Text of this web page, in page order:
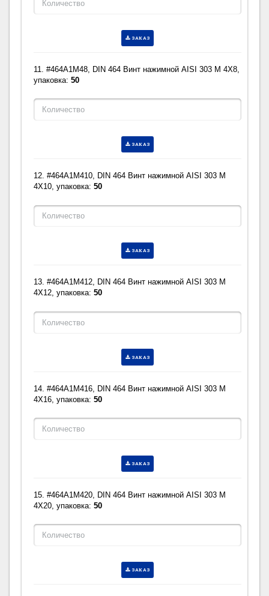
ЗАКАЗ
11. #464A1M48, DIN 464 Винт нажимной AISI 303 M 4X8,
упаковка:50
ЗАКАЗ
12. #464A1M410, DIN 464 Винт нажимной AISI 303 M
4X10, упаковка:50
ЗАКАЗ
13. #464A1M412, DIN 464 Винт нажимной AISI 303 M
4X12, упаковка:50
ЗАКАЗ
14. #464A1M416, DIN 464 Винт нажимной AISI 303 M
4X16, упаковка:50
ЗАКАЗ
15. #464A1M420, DIN 464 Винт нажимной AISI 303 M
4X20, упаковка:50
ЗАКАЗ